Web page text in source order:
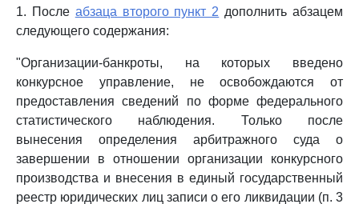
1. После абзаца второго пункт 2 дополнить абзацем
следующего содержания:
"Организации-банкроты, на которых введено
конкурсное управление, не освобождаются от
предоставления сведений по форме федерального
статистического наблюдения. Только после
вынесения определения арбитражного суда о
завершении в отношении организации конкурсного
производства и внесения в единый государственный
реестр юридических лиц записи о его ликвидации (п. 3